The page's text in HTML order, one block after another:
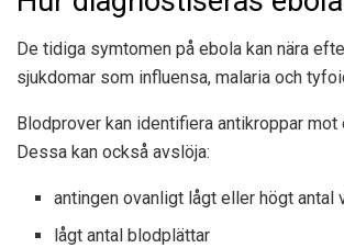
De tidiga symtomen på ebola kan nära
sjukdomar som influensa, malaria och
Blodprover kan identifiera antikroppar mot
Dessa kan också avslöja:
antingen ovanligt lågt eller högt antal
lågt antal blodplättar